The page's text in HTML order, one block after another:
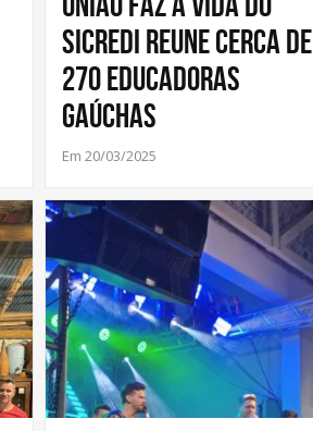
Sicredi reune cerca de
270 educadoras
Gaúchas
Em 20/03/2025